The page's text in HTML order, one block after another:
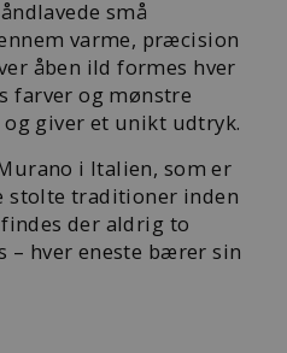
små
varme, præcision
åben ild formes hver
farver og mønstre
giver et unikt udtryk.
i Italien, som er
stolte traditioner inden
der aldrig to
– hver eneste bærer sin